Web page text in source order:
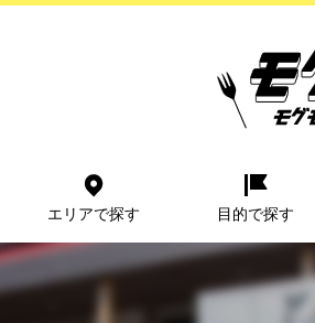
エリアで探す 目的で探す